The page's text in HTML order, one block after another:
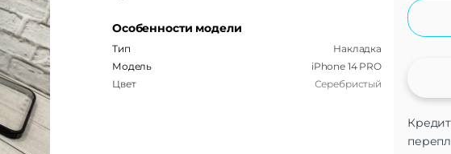
Особенности модели
Тип
Накладка
Модель
iPhone 14 PRO
Цвет
Серебристый